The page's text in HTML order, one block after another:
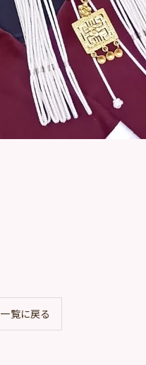
一覧に戻る